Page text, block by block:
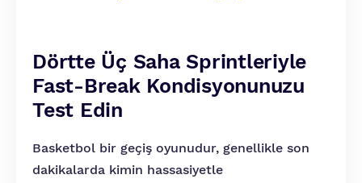
Dörtte Üç Saha Sprintleriyle
Fast-Break Kondisyonunuzu
Test Edin
Basketbol bir geçiş oyunudur, genellikle son
dakikalarda kimin hassasiyetle